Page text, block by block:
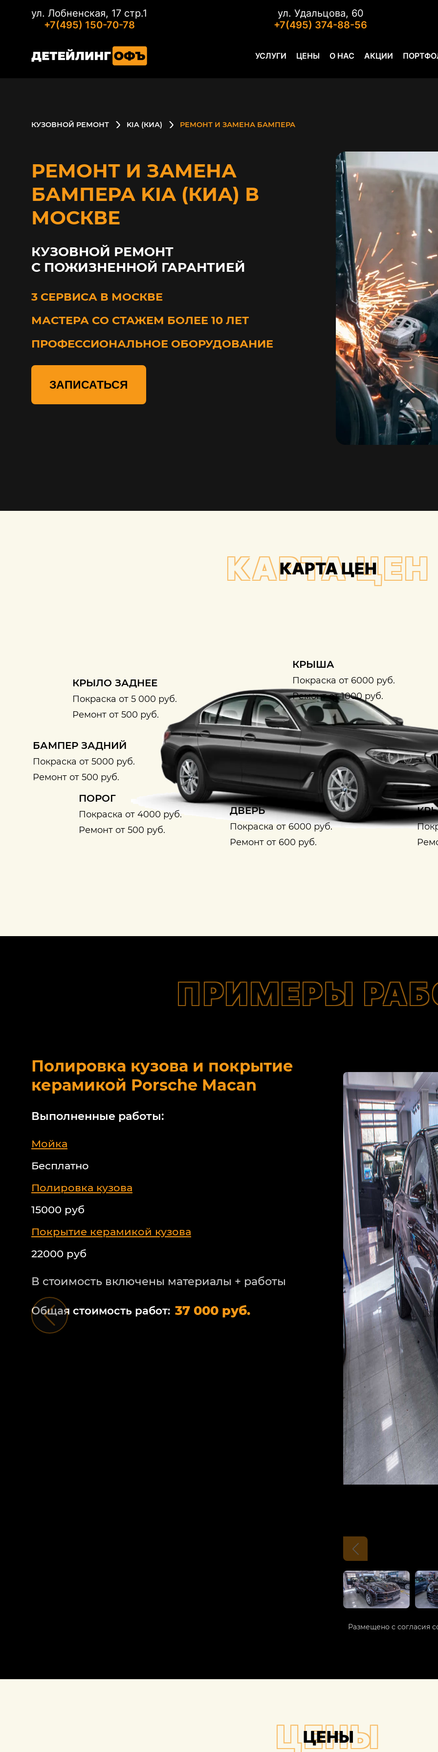
ул. Лобненская, 17 стр.1
+7(495) 150-70-78
ул. Удальцова, 60
+7(495) 374-88-56
УСЛУГИ ЦЕНЫ О НАС АКЦИИ
КУЗОВНОЙ РЕМОНТ KIA (КИА) РЕМОНТ И ЗАМЕНА БАМПЕРА
РЕМОНТ И ЗАМЕНА
БАМПЕРА KIA (КИА) В
МОСКВЕ
КУЗОВНОЙ РЕМОНТ
С ПОЖИЗНЕННОЙ ГАРАНТИЕЙ
3 СЕРВИСА В МОСКВЕ
МАСТЕРА СО СТАЖЕМ БОЛЕЕ 10 ЛЕТ
ПРОФЕССИОНАЛЬНОЕ ОБОРУДОВАНИЕ
ЗАПИСАТЬСЯ
КАРТА ЦЕН
КАРТА ЦЕН
КРЫША
Покраска от 6000 руб.
Ремонт от 1000 руб.
КРЫЛО ЗАДНЕЕ
Покраска от 5 000 руб.
Ремонт от 500 руб.
БАМПЕР ЗАДНИЙ
Покраска от 5000 руб.
Ремонт от 500 руб.
ПОРОГ
Покраска от 4000 руб.
Ремонт от 500 руб.
ДВЕРЬ
Покраска от 6000 руб.
Ремонт от 600 руб.
ПРИМЕРЫ
Полировка кузова и покрытие
керамикой Porsche Macan
Выполненные работы:
Мойка
Бесплатно
Полировка кузова
15000 руб
Покрытие керамикой кузова
22000 руб
В стоимость включены материалы + работы
Общая стоимость работ: 37 000 руб.
Размещено с согласия
ЦЕНЫ
ЦЕНЫ